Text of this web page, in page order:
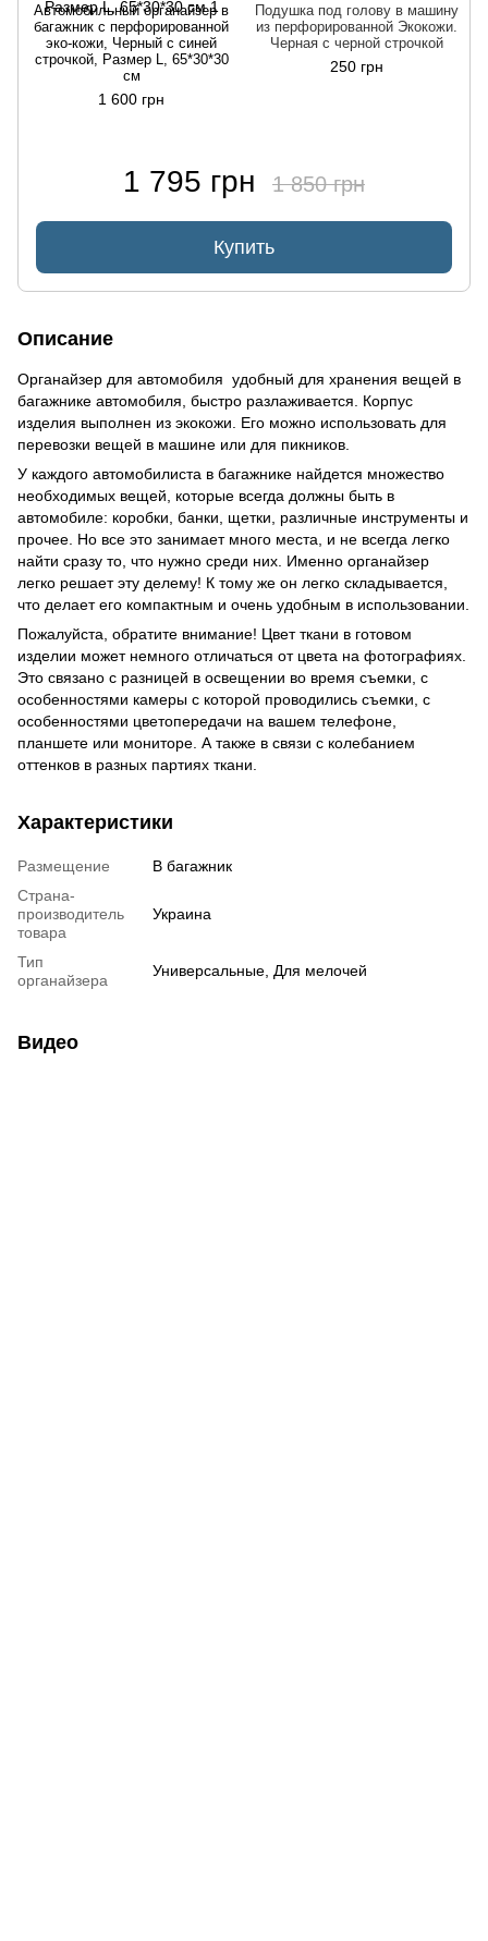
Автомобильный органайзер в
багажник с перфорированной
эко-кожи, Черный с синей
строчкой, Размер L, 65*30*30
см
1 600 грн
Подушка под голову в машину
из перфорированной Экокожи.
Черная с черной строчкой
250 грн
1 795 грн 1 850 грн
Купить
Описание
Органайзер для автомобиля удобный для хранения вещей в
багажнике автомобиля, быстро разлаживается. Корпус
изделия выполнен из экокожи. Его можно использовать для
перевозки вещей в машине или для пикников.
У каждого автомобилиста в багажнике найдется множество
необходимых вещей, которые всегда должны быть в
автомобиле: коробки, банки, щетки, различные инструменты и
прочее. Но все это занимает много места, и не всегда легко
найти сразу то, что нужно среди них. Именно органайзер
легко решает эту делему! К тому же он легко складывается,
что делает его компактным и очень удобным в использовании.
Пожалуйста, обратите внимание! Цвет ткани в готовом
изделии может немного отличаться от цвета на фотографиях.
Это связано с разницей в освещении во время съемки, с
особенностями камеры с которой проводились съемки, с
особенностями цветопередачи на вашем телефоне,
планшете или мониторе. А также в связи с колебанием
оттенков в разных партиях ткани.
Характеристики
Размещение
В багажник
Страна-
производитель
товара
Украина
Тип
органайзера
Универсальные, Для мелочей
Видео